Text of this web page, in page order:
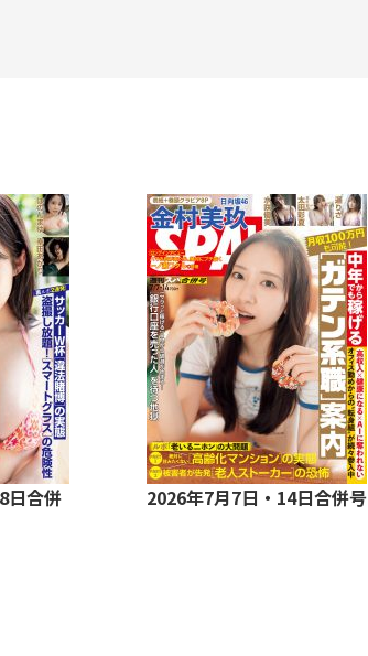
日合併
2026年7月7日・14日合併号